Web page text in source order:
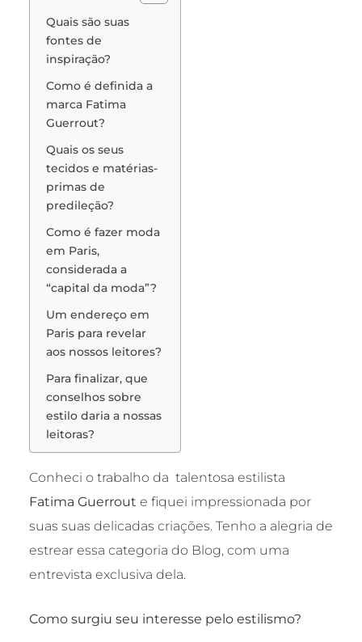
Quais são suas
fontes de
inspiração?
Como é definida a
marca Fatima
Guerrout?
Quais os seus
tecidos e matérias-
primas de
predileção?
Como é fazer moda
em Paris,
considerada a
“capital da moda”?
Um endereço em
Paris para revelar
aos nossos leitores?
Para finalizar, que
conselhos sobre
estilo daria a nossas
leitoras?
Conheci o trabalho da talentosa estilista
Fatima Guerrout e fiquei impressionada por
suas suas delicadas criações. Tenho a alegria de
estrear essa categoria do Blog, com uma
entrevista exclusiva dela.
Como surgiu seu interesse pelo estilismo?